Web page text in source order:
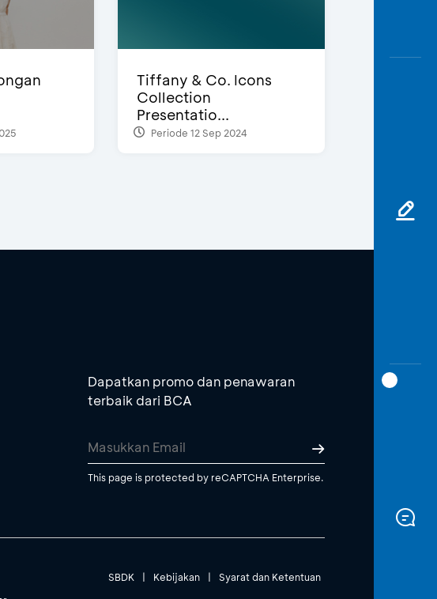
Tiffany & Co. Icons
Collection
Presentatio...
Periode 12 Sep 2024
Dapatkan promo dan penawaran
terbaik dari BCA
This page is protected by reCAPTCHA Enterprise.
SBDK | Kebijakan | Syarat dan Ketentuan